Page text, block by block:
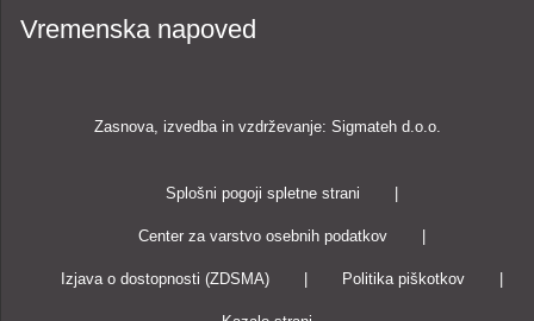
Vremenska napoved
Zasnova, izvedba in vzdrževanje: Sigmateh d.o.o.
Splošni pogoji spletne strani |
Center za varstvo osebnih podatkov |
Izjava o dostopnosti (ZDSMA) | Politika piškotkov |